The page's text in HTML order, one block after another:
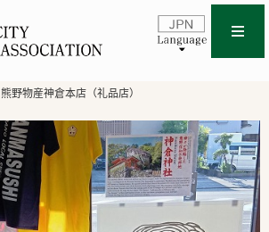
熊野物産神倉本店（礼品店）